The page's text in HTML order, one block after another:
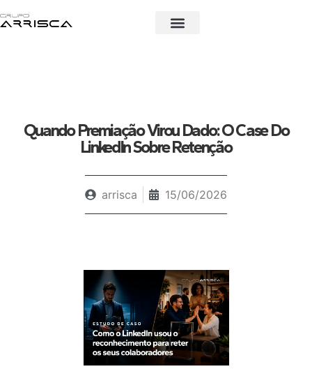
Quando Premiação Virou Dado: O Case Do
LinkedIn Sobre Retenção
arrisca 15/06/2026